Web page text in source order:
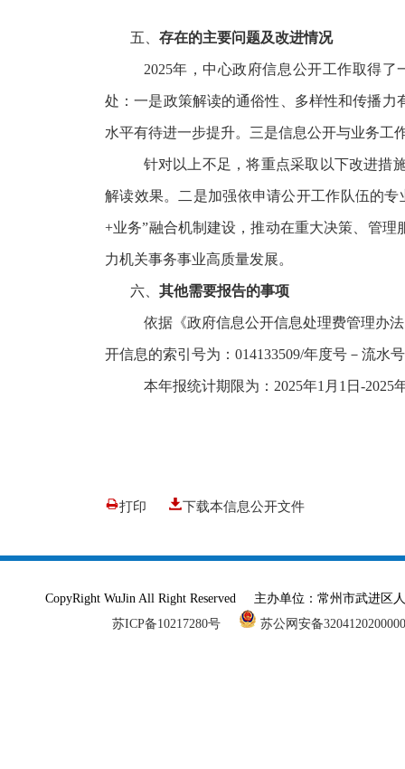
五、 存在的主要问题及改进情况
2025年， 中心政府信息公开工作取得了
处：一是政策解读的通俗性、多样性和传播
水平有待进一步提升。三是信息公开与业务工
针对以上不足，将重点采取以下改进措
解读效果。二是加强依申请公开工作队伍的
+业务”融合机制建设，推动在重大决策、管
力机关事务事业高质量发展。
六、 其他需要报告的事项
依据《政府信息公开信息处理费管理办
开信息的索引号为： 014133509/年度号－流水
本年报统计期限为： 2025年1 月 1 日 -2025
打印 下载本信息公开文件
CopyRight WuJin All Right Reserved 主办单位：常州市武进
苏ICP备10217280号
苏公网安备